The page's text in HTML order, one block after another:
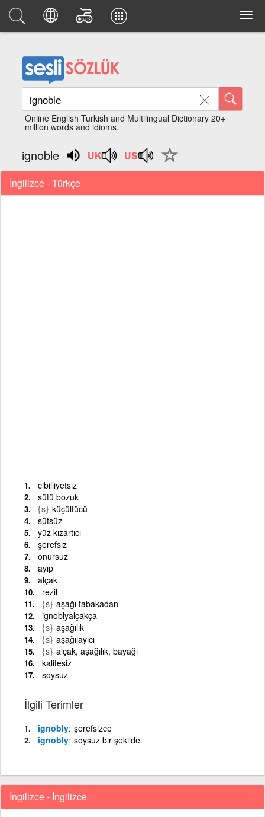
Online English Turkish and Multilingual Dictionary 20+
million words and idioms.
ignoble
İngilizce - Türkçe
cibilliyetsiz
sütü bozuk
{s} küçültücü
sütsüz
yüz kızartıcı
şerefsiz
onursuz
ayıp
alçak
rezil
{s} aşağı tabakadan
ignoblyalçakça
{s} aşağılık
{s} aşağılayıcı
{s} alçak, aşağılık, bayağı
kalitesiz
soysuz
İlgili Terimler
ignobly şerefsizce
ignobly soysuz bir şekilde
İngilizce - İngilizce